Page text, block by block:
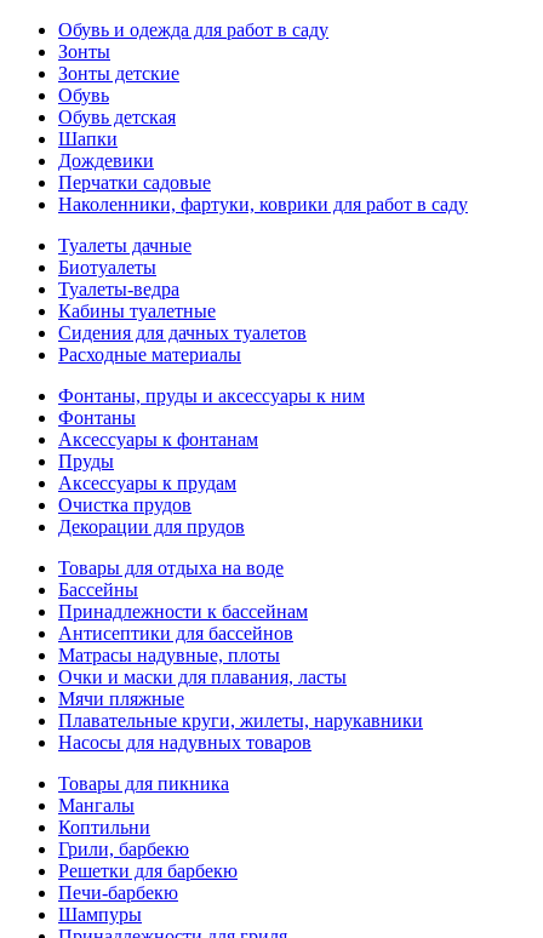
Обувь и одежда для работ в саду
Зонты
Зонты детские
Обувь
Обувь детская
Шапки
Дождевики
Перчатки садовые
Наколенники, фартуки, коврики для работ в саду
Туалеты дачные
Биотуалеты
Туалеты-ведра
Кабины туалетные
Сидения для дачных туалетов
Расходные материалы
Фонтаны, пруды и аксессуары к ним
Фонтаны
Аксессуары к фонтанам
Пруды
Аксессуары к прудам
Очистка прудов
Декорации для прудов
Товары для отдыха на воде
Бассейны
Принадлежности к бассейнам
Антисептики для бассейнов
Матраcы надувные, плоты
Очки и маски для плавания, ласты
Мячи пляжные
Плавательные круги, жилеты, нарукавники
Насосы для надувных товаров
Товары для пикника
Мангалы
Коптильни
Грили, барбекю
Решетки для барбекю
Печи-барбекю
Шампуры